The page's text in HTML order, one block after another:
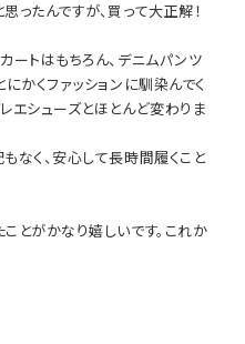
ったんですが、買って大正解！
ートはもちろん、デニムパンツ
かくファッションに馴染んでく
エシューズとほとんど変わりま
なく、安心して長時間履くこと
とがかなり嬉しいです。これか